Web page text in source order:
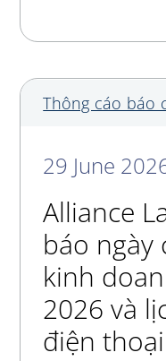
Thông cáo báo
29 June
Alliance
báo ngày
kinh
2026 và
điện